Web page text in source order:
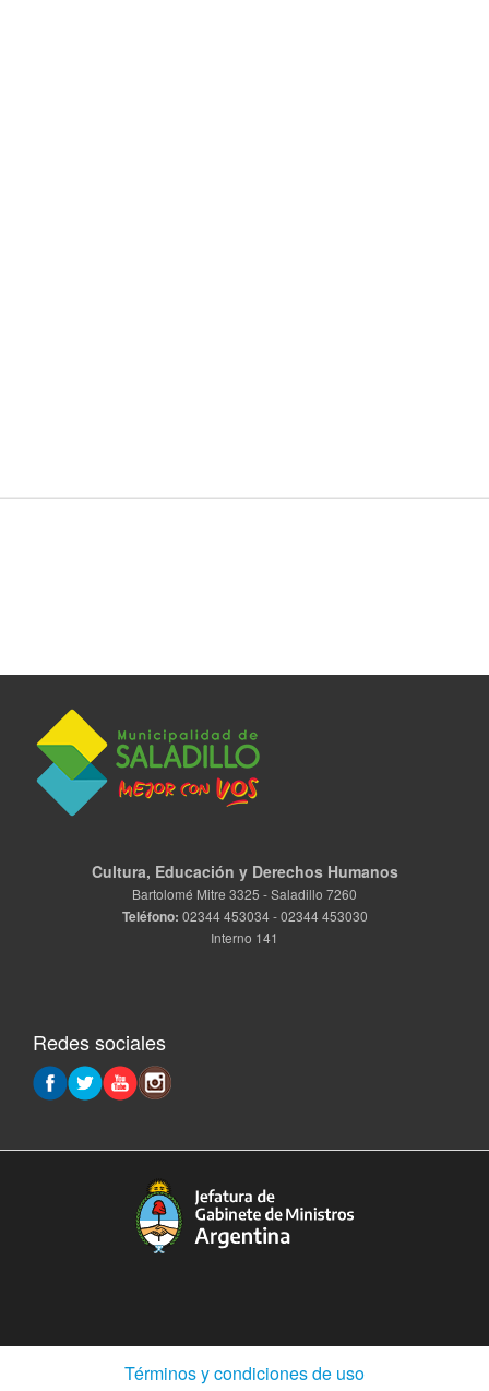
Cultura, Educación y Derechos Humanos
Bartolomé Mitre 3325 - Saladillo 7260
Teléfono: 02344 453034 - 02344 453030
Interno 141
Redes sociales
Términos y condiciones de uso(Abre